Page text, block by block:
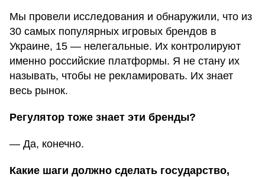
Мы провели исследования и обнаружили, что из
30 самых популярных игровых брендов в
Украине, 15 — нелегальные. Их контролируют
именно российские платформы. Я не стану их
называть, чтобы не рекламировать. Их знает
весь рынок.
Регулятор тоже знает эти бренды?
— Да, конечно.
Какие шаги должно сделать государство,